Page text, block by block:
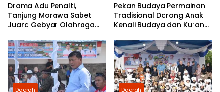
Drama Adu Penalti,
Tanjung Morawa Sabet
Juara Gebyar Olahraga
Pekan Budaya Permainan
Tradisional Dorong Anak
Kenali Budaya dan Kurangi
Daerah Daerah